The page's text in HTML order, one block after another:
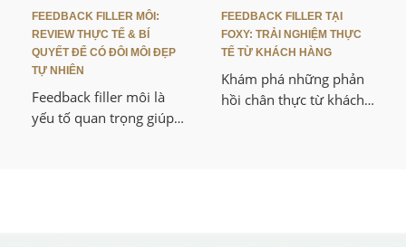
bạn dễ dàng lựa chọn
nơi uy tín và phù hợp.
so với các nơi khác, từ
hiệu quả thực tế đến
cảm nhận sau liệu trình.
Từ khóa:
FEEDBACK FILLER MÔI:
REVIEW THỰC TẾ & BÍ
QUYẾT ĐỂ CÓ ĐÔI MÔI ĐẸP
TỰ NHIÊN
Feedback filler môi là
yếu tố quan trọng giúp
FEEDBACK FILLER TẠI
FOXY: TRẢI NGHIỆM THỰC
TẾ TỪ KHÁCH HÀNG
Khám phá những phản
hồi chân thực từ khách